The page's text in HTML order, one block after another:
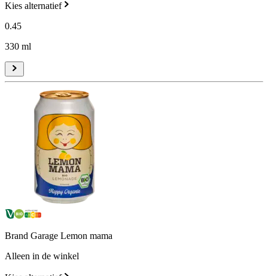
Kies alternatief
0.45
330 ml
Brand Garage Lemon mama
Alleen in de winkel